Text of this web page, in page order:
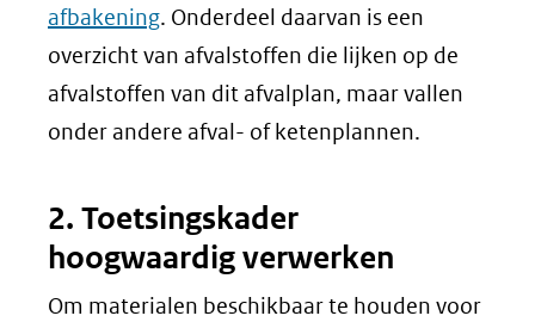
afbakening. Onderdeel daarvan is een
overzicht van afvalstoffen die lijken op de
afvalstoffen van dit afvalplan, maar vallen
onder andere afval- of ketenplannen.
2. Toetsingskader
hoogwaardig verwerken
Om materialen beschikbaar te houden voor